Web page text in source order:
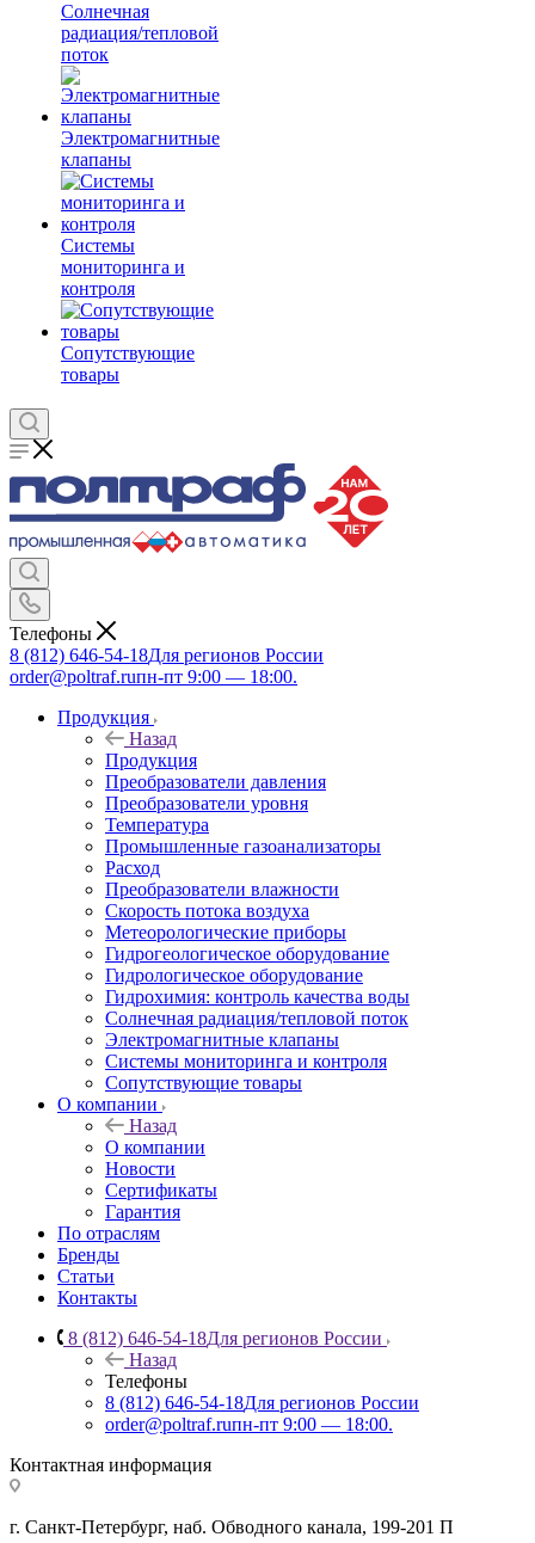
Солнечная
радиация/тепловой
поток
Электромагнитные
клапаны
Системы
мониторинга и
контроля
Сопутствующие
товары
Телефоны
8 (812) 646-54-18Для регионов России
order@poltraf.ruпн-пт 9:00 — 18:00.
Продукция
Назад
Продукция
Преобразователи давления
Преобразователи уровня
Температура
Промышленные газоанализаторы
Расход
Преобразователи влажности
Скорость потока воздуха
Метеорологические приборы
Гидрогеологическое оборудование
Гидрологическое оборудование
Гидрохимия: контроль качества воды
Солнечная радиация/тепловой поток
Электромагнитные клапаны
Системы мониторинга и контроля
Сопутствующие товары
О компании
Назад
О компании
Новости
Сертификаты
Гарантия
По отраслям
Бренды
Статьи
Контакты
8 (812) 646-54-18Для регионов России
Назад
Телефоны
8 (812) 646-54-18Для регионов России
order@poltraf.ruпн-пт 9:00 — 18:00.
Контактная информация
г. Санкт-Петербург, наб. Обводного канала, 199-201 П